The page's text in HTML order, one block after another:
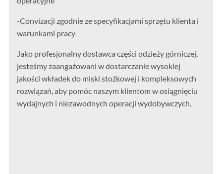
-Convizacji zgodnie ze specyfikacjami sprzętu klienta i
warunkami pracy
Jako profesjonalny dostawca części odzieży górniczej,
jesteśmy zaangażowani w dostarczanie wysokiej
jakości wkładek do miski stożkowej i kompleksowych
rozwiązań, aby pomóc naszym klientom w osiągnięciu
wydajnych i niezawodnych operacji wydobywczych.